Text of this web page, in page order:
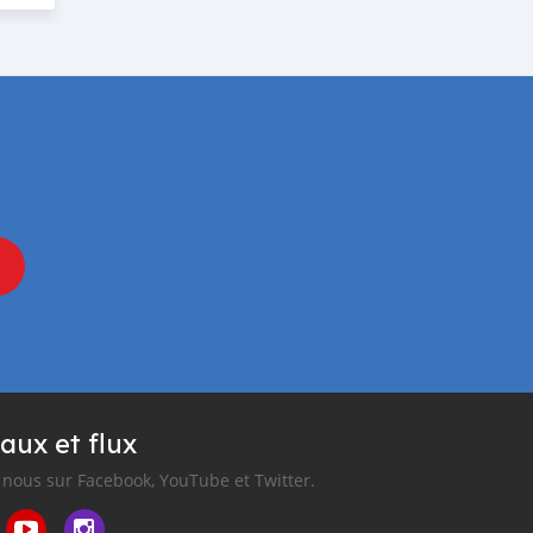
et flux
sur Facebook, YouTube et Twitter.